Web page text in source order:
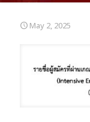
May 2, 2025